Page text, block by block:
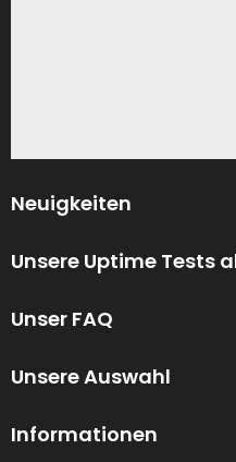
Neuigkeiten
Unsere Uptime Tests
Unser FAQ
Unsere Auswahl
Informationen